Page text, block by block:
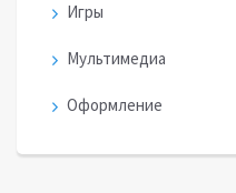
Игры
Мультимедиа
Оформление